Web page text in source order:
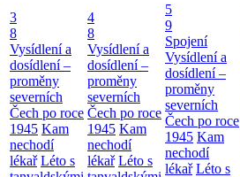
3
8
Vysídlení a
dosídlení –
proměny
severních
Čech po roce
1945 Kam
nechodí
lékař Léto s
4
8
Vysídlení a
dosídlení –
proměny
severních
Čech po roce
1945 Kam
nechodí
lékař Léto s
5
9
Spojení
Vysídlení a
dosídlení –
proměny
severních
Čech po roce
1945 Kam
nechodí
lékař Léto s